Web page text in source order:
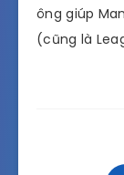
ông giúp
(cũng là